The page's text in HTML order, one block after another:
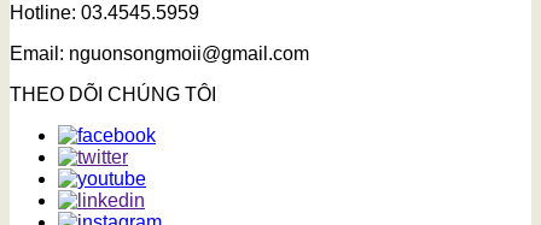
Hotline: 03.4545.5959
Email: nguonsongmoii@gmail.com
THEO DÕI CHÚNG TÔI